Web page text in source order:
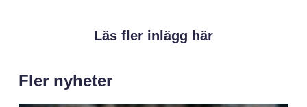
Läs fler inlägg här
Fler nyheter